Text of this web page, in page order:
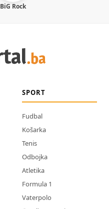
BiG Rock
SPORT
Fudbal
Košarka
Tenis
Odbojka
Atletika
Formula 1
Vaterpolo